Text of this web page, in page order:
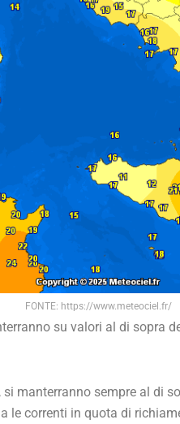
FONTE: https://www.meteociel.fr/
su valori al di sopra
si manterranno sempre al di
le correnti in quota di